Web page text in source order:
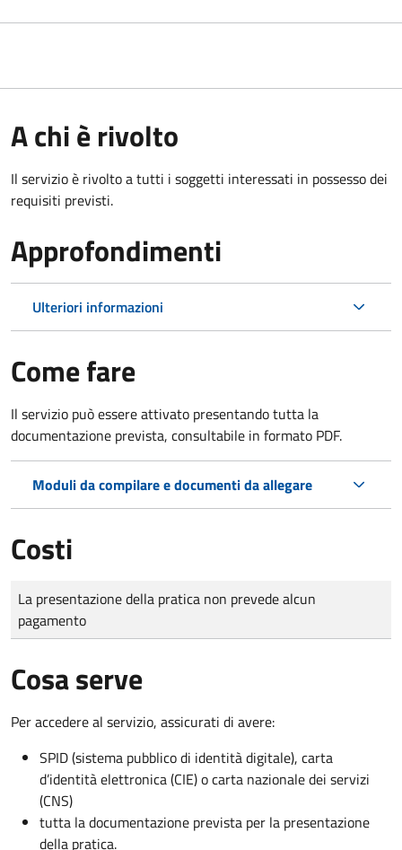
A chi è rivolto
Il servizio è rivolto a tutti i soggetti interessati in possesso dei
requisiti previsti.
Approfondimenti
Ulteriori informazioni
Come fare
Il servizio può essere attivato presentando tutta la
documentazione prevista, consultabile in formato PDF.
Moduli da compilare e documenti da allegare
Costi
Tipo di pagamento
Importo
La presentazione della pratica non prevede alcun
pagamento
Cosa serve
Per accedere al servizio, assicurati di avere:
SPID (sistema pubblico di identità digitale), carta
d’identità elettronica (CIE) o carta nazionale dei servizi
(CNS)
tutta la documentazione prevista per la presentazione
della pratica.